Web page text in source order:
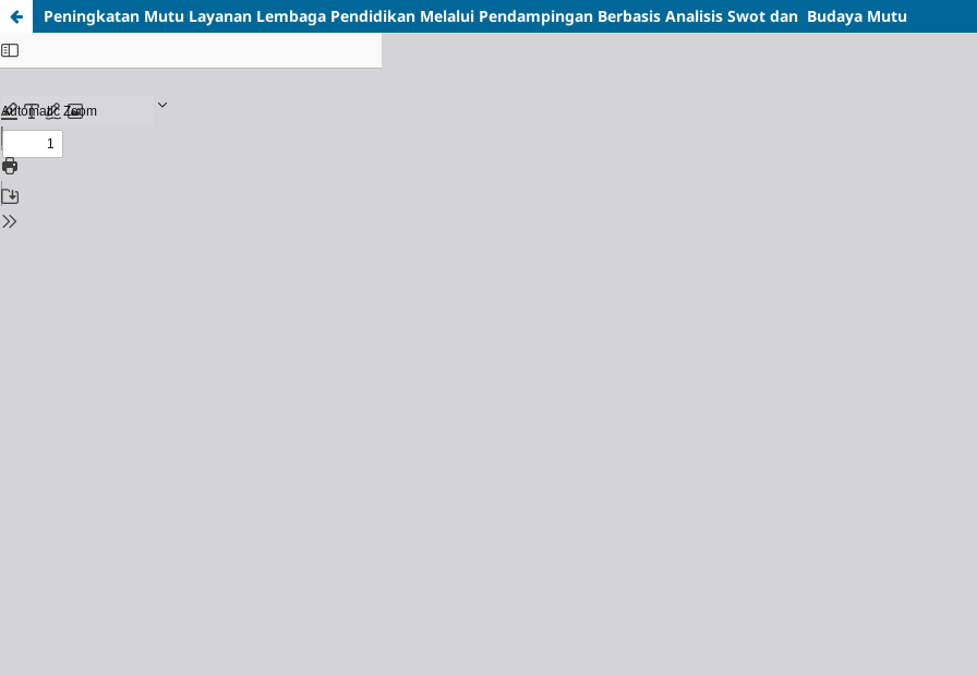
Peningkatan Mutu Layanan Lembaga Pendidikan Melalui Pendampingan Berbasis Analisis Swot dan Budaya Mutu